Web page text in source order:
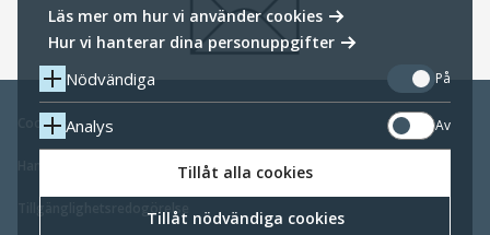
hur vi hanterar cookies samt personuppgifter.
Läs mer om hur vi använder cookies
Hur vi hanterar dina personuppgifter
Nödvändiga På
Analys Av
Tillåt alla cookies
Tillåt nödvändiga cookies
Cookies
Hantering av personuppgifter
Tillgänglighetsredogörelse